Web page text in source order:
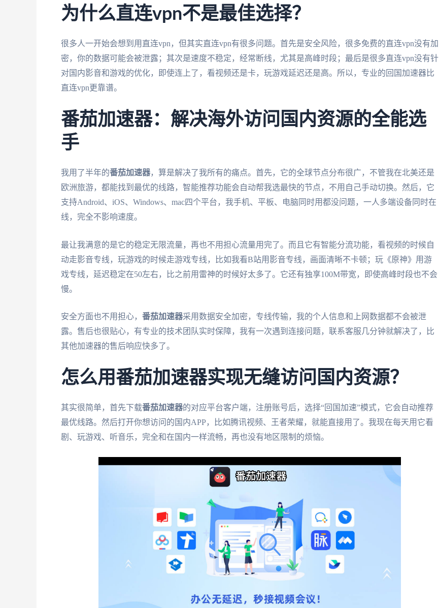
为什么直连vpn不是最佳选择？
很多人一开始会想到用直连vpn，但其实直连vpn有很多问题。首先是安全风险，很多免费的直连vpn没有加
密，你的数据可能会被泄露；其次是速度不稳定，经常断线，尤其是高峰时段；最后是很多直连vpn没有针
对国内影音和游戏的优化，即使连上了，看视频还是卡，玩游戏延迟还是高。所以，专业的回国加速器比
直连vpn更靠谱。
番茄加速器：解决海外访问国内资源的全能选
手
我用了半年的番茄加速器，算是解决了我所有的痛点。首先，它的全球节点分布很广，不管我在北美还是
欧洲旅游，都能找到最优的线路，智能推荐功能会自动帮我选最快的节点，不用自己手动切换。然后，它
支持Android、iOS、Windows、mac四个平台，我手机、平板、电脑同时用都没问题，一人多端设备同时在
线，完全不影响速度。
最让我满意的是它的稳定无限流量，再也不用担心流量用完了。而且它有智能分流功能，看视频的时候自
动走影音专线，玩游戏的时候走游戏专线，比如我看B站用影音专线，画面清晰不卡顿；玩《原神》用游
戏专线，延迟稳定在50左右，比之前用雷神的时候好太多了。它还有独享100M带宽，即使高峰时段也不会
慢。
安全方面也不用担心， 番茄加速器采用数据安全加密，专线传输，我的个人信息和上网数据都不会被泄
露。售后也很贴心，有专业的技术团队实时保障，我有一次遇到连接问题，联系客服几分钟就解决了，比
其他加速器的售后响应快多了。
怎么用番茄加速器实现无缝访问国内资源？
其实很简单，首先下载番茄加速器的对应平台客户端，注册账号后，选择“回国加速”模式，它会自动推荐
最优线路。然后打开你想访问的国内APP，比如腾讯视频、王者荣耀，就能直接用了。我现在每天用它看
剧、玩游戏、听音乐，完全和在国内一样流畅，再也没有地区限制的烦恼。